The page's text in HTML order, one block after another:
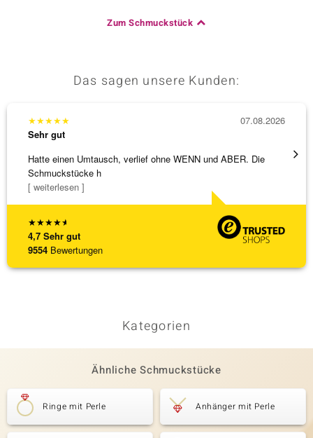
Zum Schmuckstück
Das sagen unsere Kunden:
★★★★★
4,7 Sehr gut
9554 Bewertungen
★★★★★
Sehr gut
Hatte einen Umtausch, verlief ohne WENN und ABER. Die
Schmuckstücke h
[ weiterlesen ]
07.08.2026
Kategorien
Ähnliche Schmuckstücke
Ringe mit Perle Anhänger mit Perle